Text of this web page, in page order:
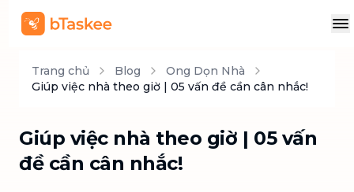
Trang chủ Blog
Ong Dọn Nhà
Giúp việc nhà theo giờ | 05 vấn đề cần cân nhắc!
Giúp việc nhà theo giờ | 05 vấn
đề cần cân nhắc!